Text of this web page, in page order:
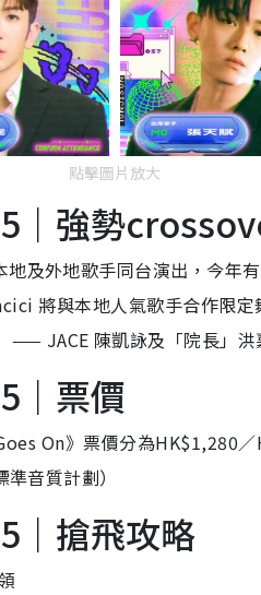
點擊圖片放大
｜強勢
及外地歌手同台演出，今年有
將與本地人氣歌手合作限
JACE 陳凱詠及「院長」洪
｜票價
On》票價分為HK$1,280
音質計劃）
｜搶飛攻略